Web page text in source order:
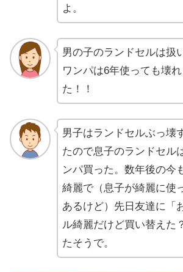
よ。
男の子のランドセルは扱
ワンパは6年使っても壊
た！！
男子はランドセルぶっ壊
たので息子のランドセル
ンパ買った。数年後の今
綺麗で（息子が綺麗に使
あるけど）先日友達に「
ル綺麗だけど買い替えた
たそうで。